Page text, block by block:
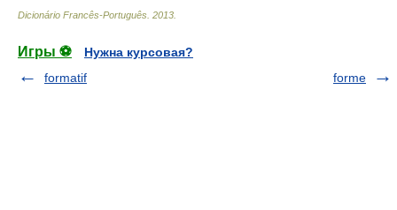
Dicionário Francês-Português 2013
Игры ⚽
Нужна курсовая?
formatif
forme